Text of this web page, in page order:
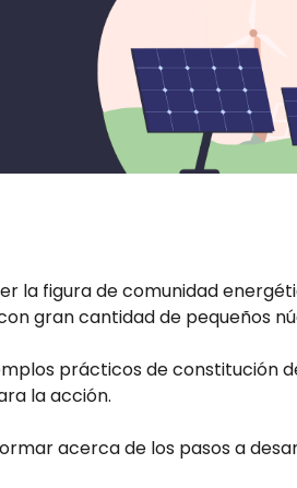
la figura de comunidad
gran cantidad de pequeños
prácticos de constitución
la acción.
acerca de los pasos a